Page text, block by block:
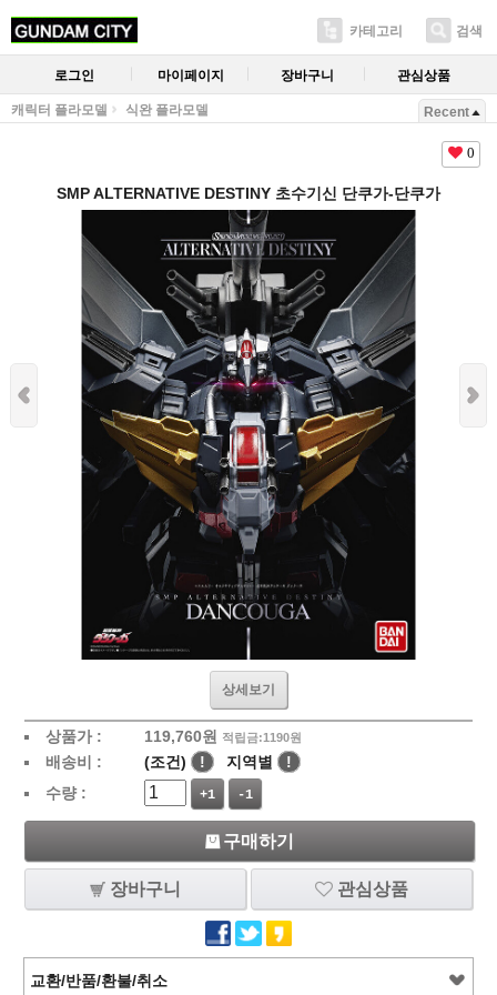
카테고리 검색
로그인 마이페이지 장바구니 관심상품
캐릭터 플라모델 식완 플라모델 Recent
0
SMP ALTERNATIVE DESTINY 초수기신 단쿠가-단쿠가
상세보기
상품가 : 119,760원 적립금:1190원
배송비 : (조건) ! 지역별
!
수량 :
+1 -1
구매하기
장바구니 관심상품
교환/반품/환불/취소